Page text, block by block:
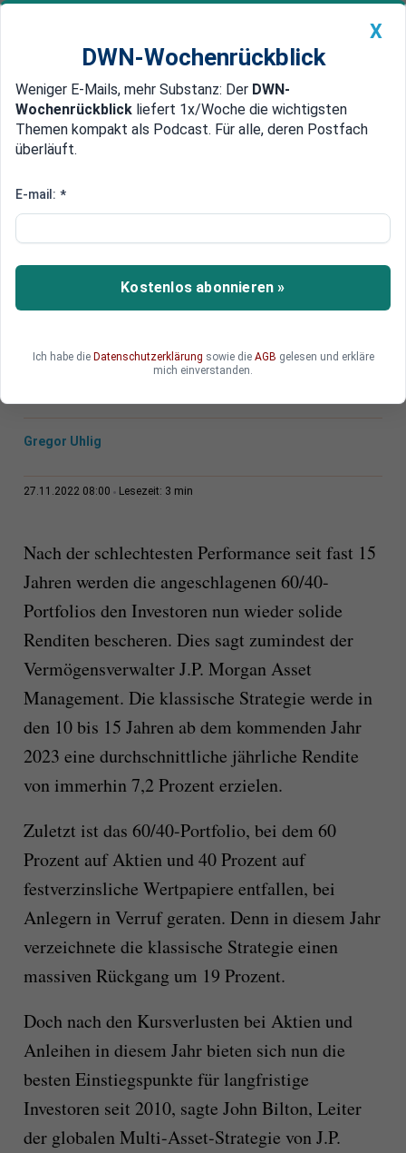
Newsticker MEIN DWN: Geldanlage Premium
Edelmetalle DWN-Magazin China
Warum JPMorgan das
zurückholt
Das klassische 60/40-Portfolio verzeichnete in
diesem Jahr massive Verluste. Doch holt
erwartet erhebliche Renditen.
Gregor Uhlig
27.11.2022 08:00 Lesezeit: 3 min
Nach der schlechtesten Performance seit fast 15
Jahren werden die angeschlagenen 60/40-
Portfolios den Investoren nun wieder solide
Renditen bescheren. Dies sagt zumindest der
Vermögensverwalter J.P. Morgan Asset
Management. Die klassische Strategie werde in
den 10 bis 15 Jahren ab dem kommenden Jahr
2023 eine durchschnittliche jährliche Rendite
von immerhin 7,2 Prozent erzielen.
Zuletzt ist das 60/40-Portfolio, bei dem 60
Prozent auf Aktien und 40 Prozent auf
festverzinsliche Wertpapiere entfallen, bei
Anlegern in Verruf geraten. Denn in diesem Jahr
verzeichnete die klassische Strategie einen
massiven Rückgang um 19 Prozent.
Doch nach den Kursverlusten bei Aktien und
Anleihen in diesem Jahr bieten sich nun die
besten Einstiegspunkte für langfristige
Investoren seit 2010, sagte John Bilton, Leiter
der globalen Multi-Asset-Strategie von J.P.
X
DWN-Wochenrückblick
Weniger E-Mails, mehr Substanz: Der DWN-
Wochenrückblick liefert 1x/Woche die wichtigsten
Themen kompakt als Podcast. Für alle, deren Postfach
überläuft.
E-mail: *
Kostenlos abonnieren »
Ich habe die Datenschutzerklärung sowie die AGB gelesen und erkläre
mich einverstanden.